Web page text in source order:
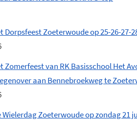
Dorpsfeest Zoeterwoude op 25-26-
van RK Basisschool Het
aan Bennebroekweg te
Zoeterwoude op zondag